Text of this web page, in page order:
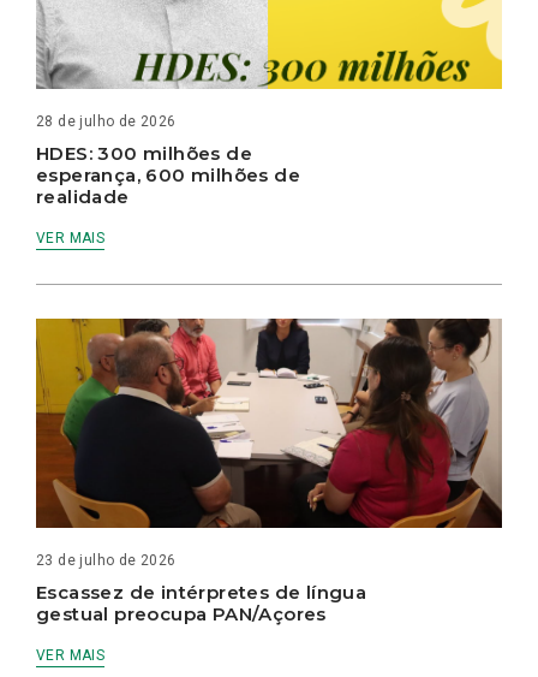
28 de julho de 2026
HDES: 300 milhões de
esperança, 600 milhões de
realidade
VER MAIS
23 de julho de 2026
Escassez de intérpretes de língua
gestual preocupa PAN/Açores
VER MAIS